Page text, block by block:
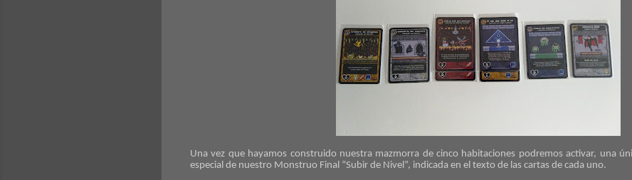
Una vez que hayamos construido nuestra mazmorra de cinco habitaciones podremos activar, una
especial de nuestro Monstruo Final “Subir de Nivel”, indicada en el texto de las cartas de cada uno.